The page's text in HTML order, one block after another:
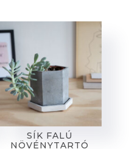
SÍK FALÚ
NÖVÉNYTARTÓ